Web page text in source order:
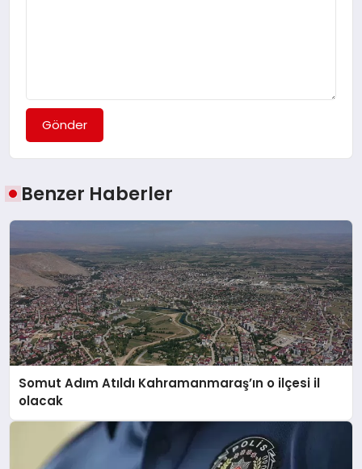
Gönder
Benzer Haberler
Somut Adım Atıldı Kahramanmaraş’ın o ilçesi il
olacak